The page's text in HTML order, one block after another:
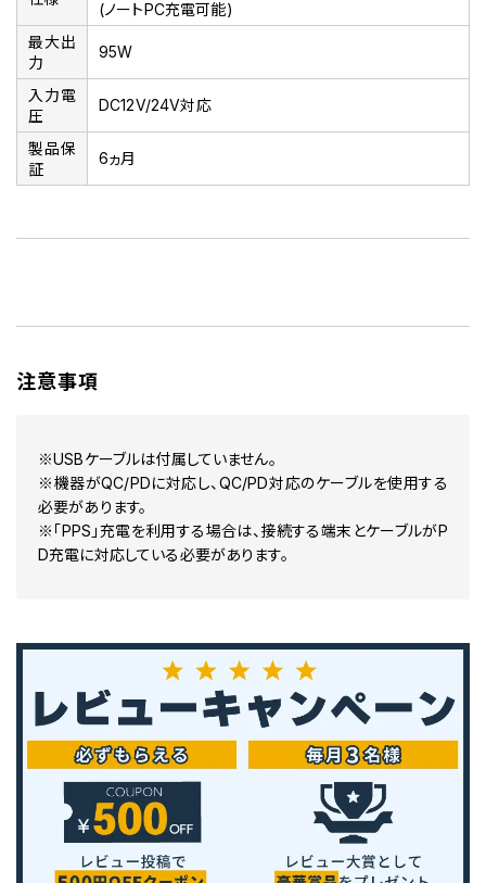
(ノートPC充電可能)
最大出
力
95W
入力電
圧
DC12V/24V対応
製品保
証
6ヵ月
注意事項
※USBケーブルは付属していません。
※機器がQC/PDに対応し、QC/PD対応のケーブルを使用する
必要があります。
※「PPS」充電を利用する場合は、接続する端末とケーブルがP
D充電に対応している必要があります。